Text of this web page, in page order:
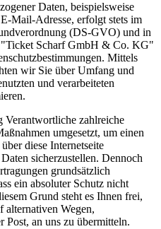
Daten, beispielsweise
Mail-Adresse, erfolgt stets im
(DS-GVO) und in
Scharf GmbH & Co. KG"
Mittels
wir Sie über Umfang und
und verarbeiteten
Verantwortliche zahlreiche
umgesetzt, um einen
diese Internetseite
sicherzustellen. Dennoch
grundsätzlich
ein absoluter Schutz nicht
Grund steht es Ihnen frei,
alternativen Wegen,
Post, an uns zu übermitteln.